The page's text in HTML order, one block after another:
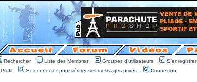
Rechercher Liste des Membres Groupes d'utilisateurs
S'enregistrer
Profil
Se connecter pour vérifier ses messages privés Connexion